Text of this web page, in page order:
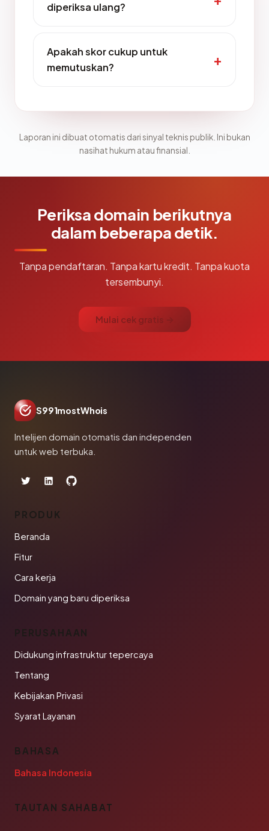
diperiksa ulang?
Apakah skor cukup untuk
memutuskan?
Laporan ini dibuat otomatis dari sinyal teknis publik. Ini bukan
nasihat hukum atau finansial.
Periksa domain berikutnya
dalam beberapa detik.
Tanpa pendaftaran. Tanpa kartu kredit. Tanpa kuota
tersembunyi.
Mulai cek gratis →
S991mostWhois
Intelijen domain otomatis dan independen
untuk web terbuka.
PRODUK
Beranda
Fitur
Cara kerja
Domain yang baru diperiksa
PERUSAHAAN
Didukung infrastruktur tepercaya
Tentang
Kebijakan Privasi
Syarat Layanan
BAHASA
Bahasa Indonesia
TAUTAN SAHABAT